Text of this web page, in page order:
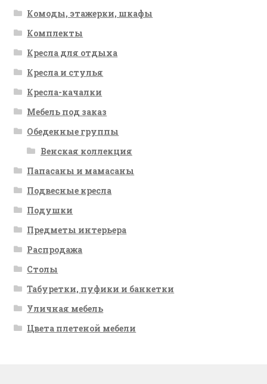
Комоды, этажерки, шкафы
Комплекты
Кресла для отдыха
Кресла и стулья
Кресла-качалки
Мебель под заказ
Обеденные группы
Венская коллекция
Папасаны и мамасаны
Подвесные кресла
Подушки
Предметы интерьера
Распродажа
Столы
Табуретки, пуфики и банкетки
Уличная мебель
Цвета плетеной мебели